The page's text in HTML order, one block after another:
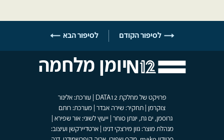
לסיפור הקודם לסיפור הבא
יומן מלחמה
פרויקט של מחלקת DATA12 | עורכת: אלינור
צוקרמן | תחקיר: שירה אבדר | מערכת: רותם
גרוסמן, ים גת, יונתן סוחר | ייעוץ לשוני: אור שפירא |
מנהלת מוצר: גוון מירצקי דנינו | ארטדיירקשן ועיצוב: